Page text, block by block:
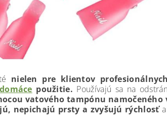
nielen pre klientov
použitie. Používajú sa na
vatového tampónu namočeného
nepichajú prsty a zvyšujú rýchlosťa